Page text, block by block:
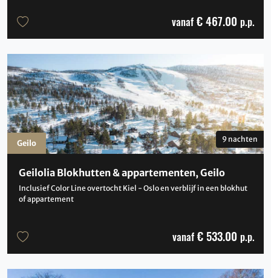
vanaf € 467.00 p.p.
Geilolia Blokhutten & appartementen, Geilo
Inclusief Color Line overtocht Kiel - Oslo en verblijf in een blokhut
of appartement
9 nachten
vanaf € 533.00 p.p.
Geilo